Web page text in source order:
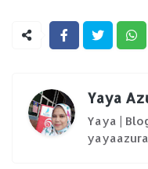
Yaya
Yaya |